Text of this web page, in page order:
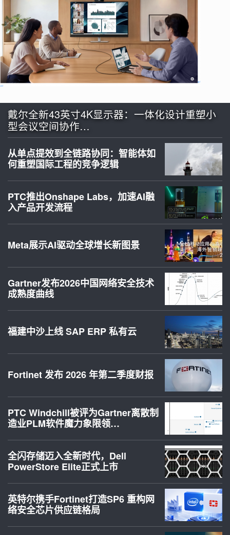
戴尔全新43英寸4K显示器：一体化设计重塑小
型会议空间协作…
从单点提效到全链路协同：智能体如
何重塑国际工程的竞争逻辑
PTC推出Onshape Labs，加速AI融
入产品开发流程
Meta展示AI驱动全球增长新图景
Gartner发布2026中国网络安全技术
成熟度曲线
福建中沙上线 SAP ERP 私有云
Fortinet 发布 2026 年第二季度财报
PTC Windchill被评为Gartner离散制
造业PLM软件魔力象限领…
全闪存储迈入全新时代，Dell
PowerStore Elite正式上市
英特尔携手Fortinet打造SP6 重构网
络安全芯片供应链格局